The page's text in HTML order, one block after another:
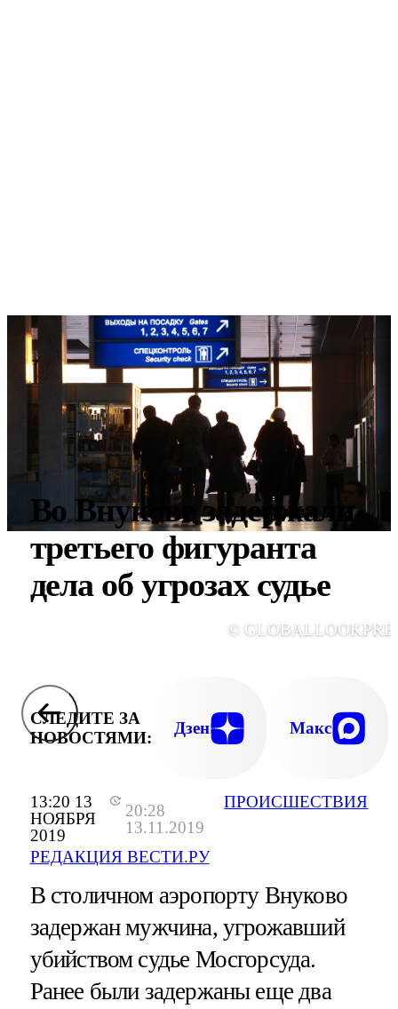
13:20 13
НОЯБРЯ
2019
20:28
13.11.2019
РЕДАКЦИЯ ВЕСТИ.РУ
ПРОИСШЕСТВИЯ
Во Внукове задержали
третьего фигуранта
дела об угрозах судье
©
СЛЕДИТЕ ЗА
НОВОСТЯМИ:
Дзен Макс
В столичном аэропорту Внуково
задержан мужчина, угрожавший
убийством судье Мосгорсуда.
Ранее были задержаны еще два